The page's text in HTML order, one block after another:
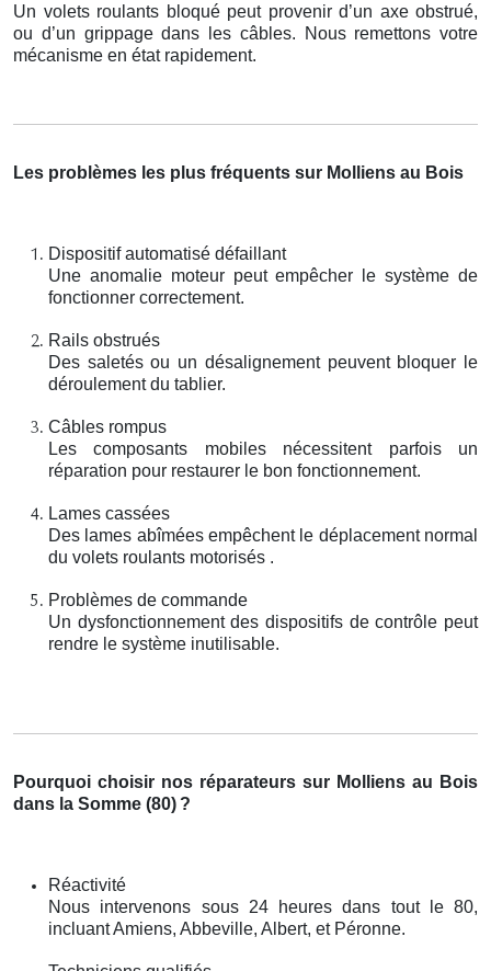
Un volets roulants bloqué peut provenir d’un axe obstrué,
ou d’un grippage dans les câbles. Nous remettons votre
mécanisme en état rapidement.
Les problèmes les plus fréquents sur Molliens au Bois
Dispositif automatisé défaillant
Une anomalie moteur peut empêcher le système de
fonctionner correctement.
Rails obstrués
Des saletés ou un désalignement peuvent bloquer le
déroulement du tablier.
Câbles rompus
Les composants mobiles nécessitent parfois un
réparation pour restaurer le bon fonctionnement.
Lames cassées
Des lames abîmées empêchent le déplacement normal
du volets roulants motorisés .
Problèmes de commande
Un dysfonctionnement des dispositifs de contrôle peut
rendre le système inutilisable.
Pourquoi choisir nos réparateurs sur Molliens au Bois
dans la Somme (80) ?
Réactivité
Nous intervenons sous 24 heures dans tout le 80,
incluant Amiens, Abbeville, Albert, et Péronne.